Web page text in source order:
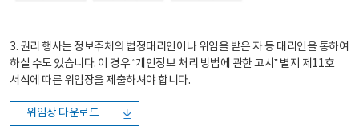
3. 권리 행사는 정보주체의 법정대리인이나 위임을 받은 자 등 대리인을 통하여
하실 수도 있습니다. 이 경우 “개인정보 처리 방법에 관한 고시” 별지 제11호
서식에 따른 위임장을 제출하셔야 합니다.
위임장 다운로드